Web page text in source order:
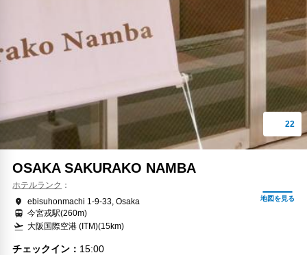
OSAKA SAKURAKO NAMBA
ホテルランク
ebisuhonmachi 1-9-33, Osaka
今宮戎駅(260m)
大阪国際空港 (ITM)(15km)
チェックイン
15:00